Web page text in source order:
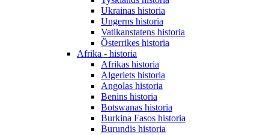
Ukrainas historia
Ungerns historia
Vatikanstatens historia
Österrikes historia
Afrika - historia
Afrikas historia
Algeriets historia
Angolas historia
Benins historia
Botswanas historia
Burkina Fasos historia
Burundis historia